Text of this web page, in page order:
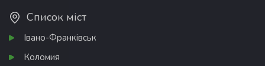
Список міст
Івано-Франківськ
Коломия